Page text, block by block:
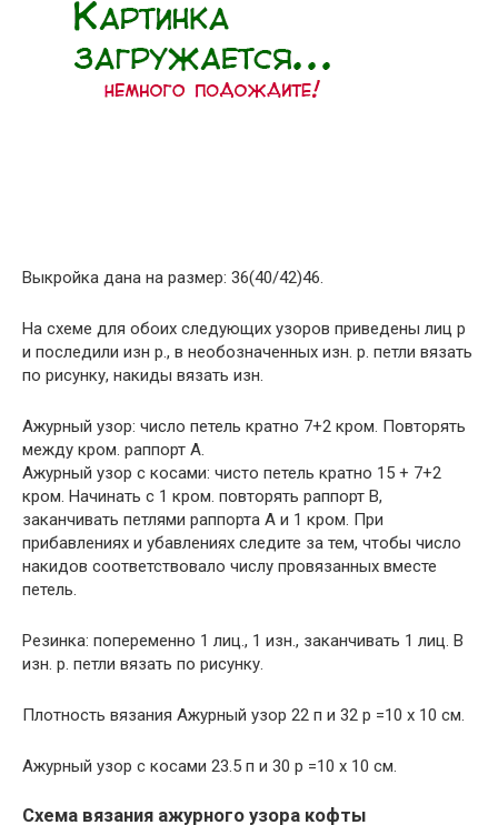
Выкройка дана на размер: 36(40/42)46.
На схеме для обоих следующих узоров приведены лиц р
и последили изн р., в необозначенных изн. р. петли вязать
по рисунку, накиды вязать изн.
Ажурный узор: число петель кратно 7+2 кром. Повторять
между кром. раппорт А.
Ажурный узор с косами: чисто петель кратно 15 + 7+2
кром. Начинать с 1 кром. повторять раппорт В,
заканчивать петлями раппорта А и 1 кром. При
прибавлениях и убавлениях следите за тем, чтобы число
накидов соответствовало числу провязанных вместе
петель.
Резинка: попеременно 1 лиц., 1 изн., заканчивать 1 лиц. В
изн. р. петли вязать по рисунку.
Плотность вязания Ажурный узор 22 п и 32 р =10 х 10 см.
Ажурный узор с косами 23.5 п и 30 р =10 х 10 см.
Схема вязания ажурного узора кофты